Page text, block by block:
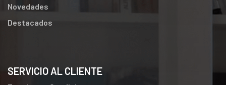
Novedades
Destacados
SERVICIO AL CLIENTE